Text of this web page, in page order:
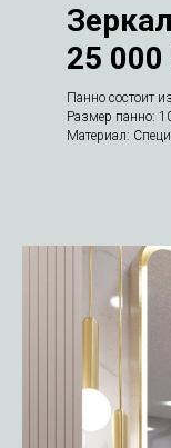
25
Панно состоит
Размер панно:
Материал: